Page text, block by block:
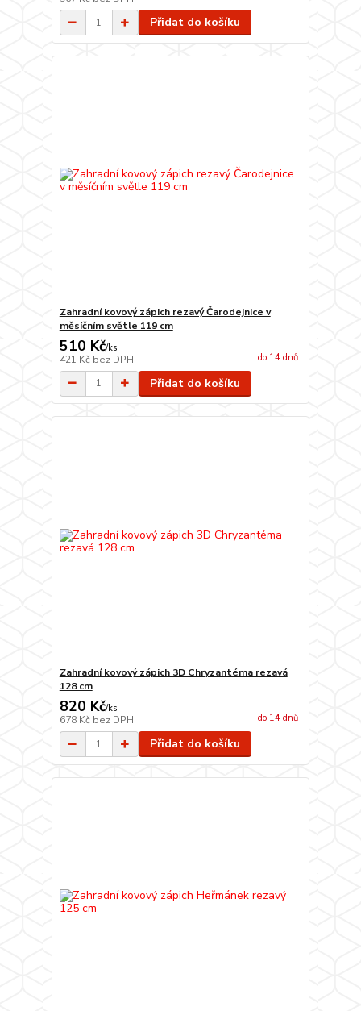
Přidat do košíku
Zahradní kovový zápich rezavý Čarodejnice v
měsíčním světle 119 cm
510 Kč/ks
421 Kč bez DPH do 14 dnů
Přidat do košíku
Zahradní kovový zápich 3D Chryzantéma rezavá
128 cm
820 Kč/ks
678 Kč bez DPH do 14 dnů
Přidat do košíku